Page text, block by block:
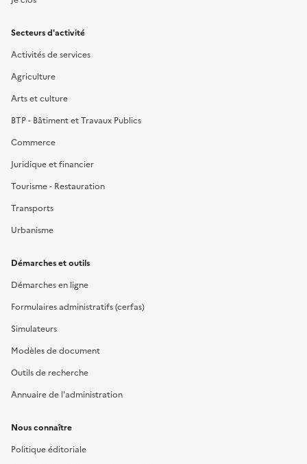
Secteurs d'activité
Activités de services
Agriculture
Arts et culture
BTP - Bâtiment et Travaux Publics
Commerce
Juridique et financier
Tourisme - Restauration
Transports
Urbanisme
Démarches et outils
Démarches en ligne
Formulaires administratifs (cerfas)
Simulateurs
Modèles de document
Outils de recherche
Annuaire de l'administration
Nous connaître
Politique éditoriale